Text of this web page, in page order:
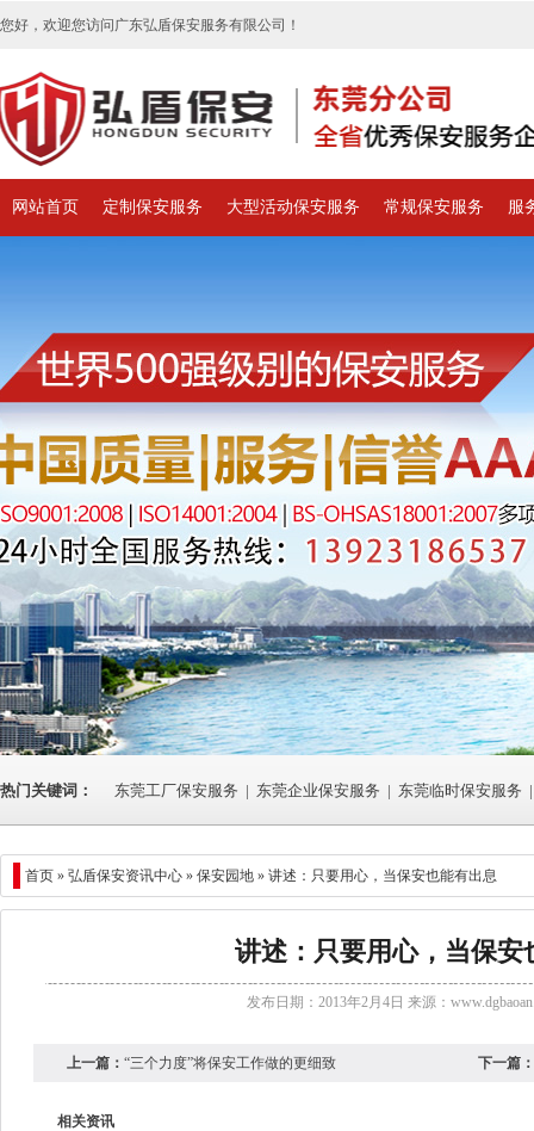
您好，欢迎您访问广东弘盾保安服务有限公司！
网站首页 定制保安服务 大型活动保安服务 常规保安服务 服
热门关键词： 东莞工厂保安服务 | 东莞企业保安服务 | 东莞临时保安服务 |
首页 » 弘盾保安资讯中心 » 保安园地 » 讲述：只要用心，当保安也能有出息
讲述：只要用心，当保安
发布日期：2013年2月4日 来源：
上一篇： “三个力度”将保安工作做的更细致 下一篇：
相关资讯